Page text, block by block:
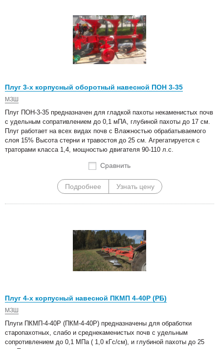
Плуг 3-х корпусный оборотный навесной ПОН 3-35
МЗШ
Плуг ПОН-3-35 предназначен для гладкой пахоты некаменистых почв
с удельным сопративлением до 0,1 мПА, глубиной пахоты до 17 см.
Плуг работает на всех видах почв с Влажностью обрабатываемого
слоя 15% Высота стерни и травостоя до 25 см. Агрегатируется с
траторами класса 1,4, мощностью двигателя 90-110 л.с.
Сравнить
Подробнее Узнать цену
Плуг 4-х корпусный навесной ПКМП 4-40Р (РБ)
МЗШ
Плуги ПКМП-4-40Р (ПКМ-4-40Р) предназначены для обработки
старопахотных, слабо и среднекаменистых почв с удельным
сопротивлением до 0,1 МПа ( 1,0 кГс/см), и глубиной пахоты до 25